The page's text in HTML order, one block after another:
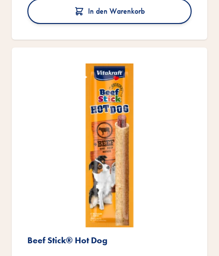
In den Warenkorb
Beef Stick® Hot Dog